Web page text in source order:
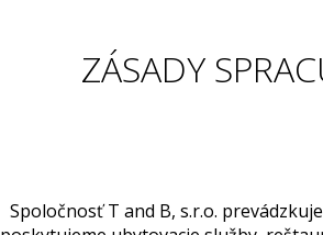
ZÁSADY
Spoločnosť T and B, s.r.o.